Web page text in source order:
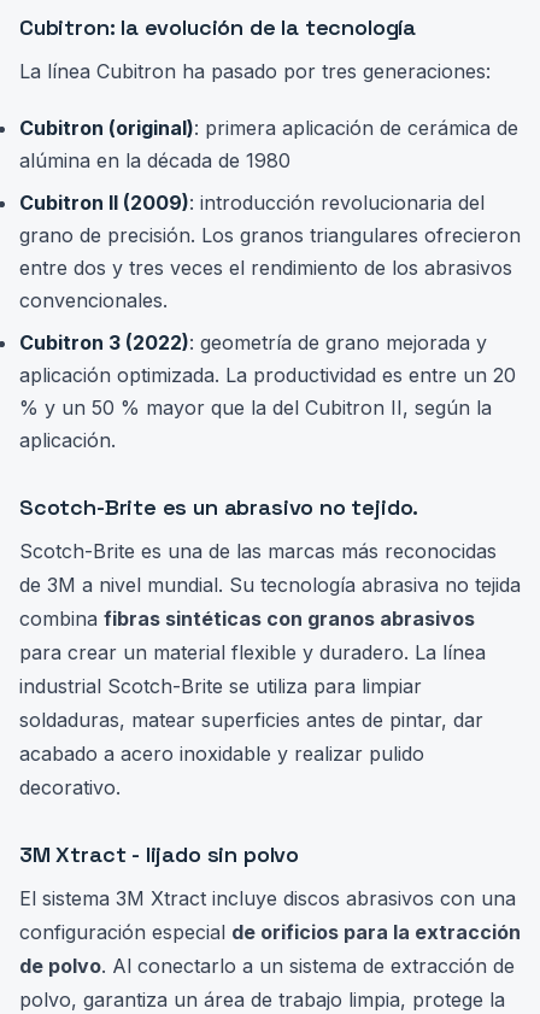
Cubitron: la evolución de la tecnología
La línea Cubitron ha pasado por tres generaciones:
Cubitron (original): primera aplicación de cerámica de
alúmina en la década de 1980
Cubitron II (2009): introducción revolucionaria del
grano de precisión. Los granos triangulares ofrecieron
entre dos y tres veces el rendimiento de los abrasivos
convencionales.
Cubitron 3 (2022): geometría de grano mejorada y
aplicación optimizada. La productividad es entre un 20
% y un 50 % mayor que la del Cubitron II, según la
aplicación.
Scotch-Brite es un abrasivo no tejido.
Scotch-Brite es una de las marcas más reconocidas
de 3M a nivel mundial. Su tecnología abrasiva no tejida
combina fibras sintéticas con granos abrasivos
para crear un material flexible y duradero. La línea
industrial Scotch-Brite se utiliza para limpiar
soldaduras, matear superficies antes de pintar, dar
acabado a acero inoxidable y realizar pulido
decorativo.
3M Xtract - lijado sin polvo
El sistema 3M Xtract incluye discos abrasivos con una
configuración especial de orificios para la extracción
de polvo. Al conectarlo a un sistema de extracción de
polvo, garantiza un área de trabajo limpia, protege la